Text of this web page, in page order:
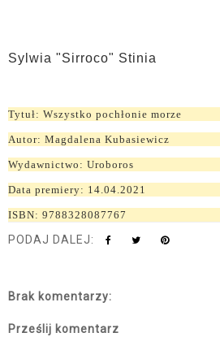
Sylwia "Sirroco" Stinia
Tytuł: Wszystko pochłonie morze
Autor: Magdalena Kubasiewicz
Wydawnictwo: Uroboros
Data premiery: 14.04.2021
ISBN: 9788328087767
PODAJ DALEJ:
Brak komentarzy:
Prześlij komentarz